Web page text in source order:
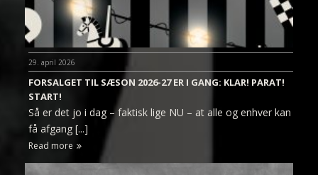
29. april 2026
FORSALGET TIL SÆSON 2026-27 ER I GANG: KLAR! PARAT!
START!
Så er det jo i dag – faktisk lige NU – at alle og enhver kan
få afgang [...]
Read more